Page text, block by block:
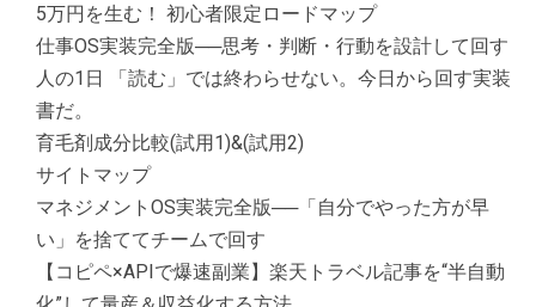
5万円を生む！ 初心者限定ロードマップ
仕事OS実装完全版──思考・判断・行動を設計して回す
人の1日 「読む」では終わらせない。今日から回す実装
書だ。
育毛剤成分比較(試用1)&(試用2)
サイトマップ
マネジメントOS実装完全版──「自分でやった方が早
い」を捨ててチームで回す
【コピペ×APIで爆速副業】楽天トラベル記事を“半自動